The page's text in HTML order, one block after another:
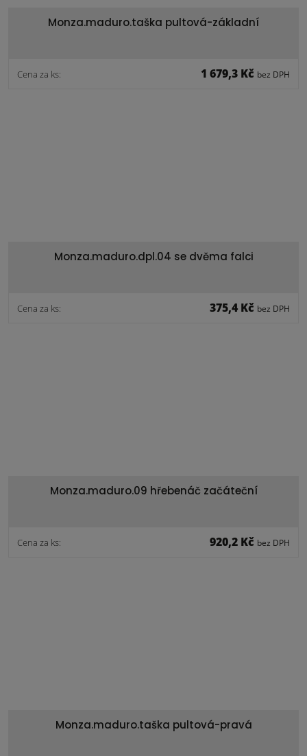
Monza.maduro.taška pultová-základní
Cena za ks: 1 679,3 Kč bez DPH
Monza.maduro.dpl.04 se dvěma falci
Cena za ks: 375,4 Kč bez DPH
Monza.maduro.09 hřebenáč začáteční
Cena za ks: 920,2 Kč bez DPH
Monza.maduro.taška pultová-pravá